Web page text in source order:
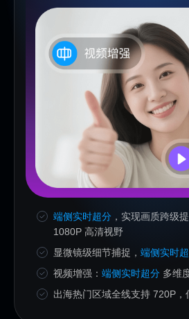
端侧实时超分 ，实现画质跨级
1080P 高清视野
显微镜级细节捕捉， 端侧实时
视频增强： 端侧实时超分 多维
出海热门区域全线支持 720P，